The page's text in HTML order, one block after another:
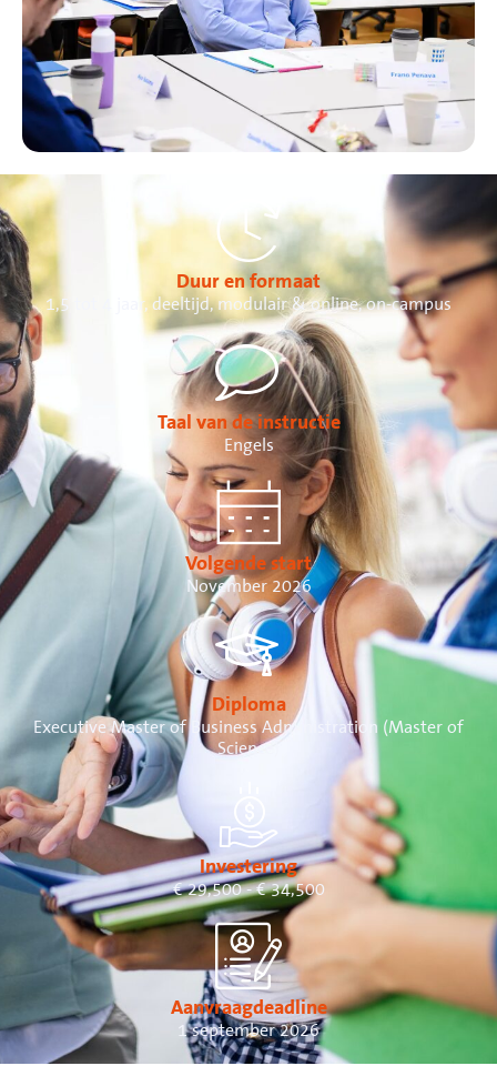
Duur en formaat
1,5 tot 4 jaar, deeltijd, modulair & online, on-campus
Taal van de instructie
Engels
Volgende start
November 2026
Diploma
Executive Master of Business Administration (Master of
Science)
Investering
€ 29,500 - € 34,500
Aanvraagdeadline
1 september 2026